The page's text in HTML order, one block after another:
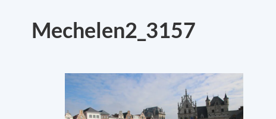
Mechelen2_3157